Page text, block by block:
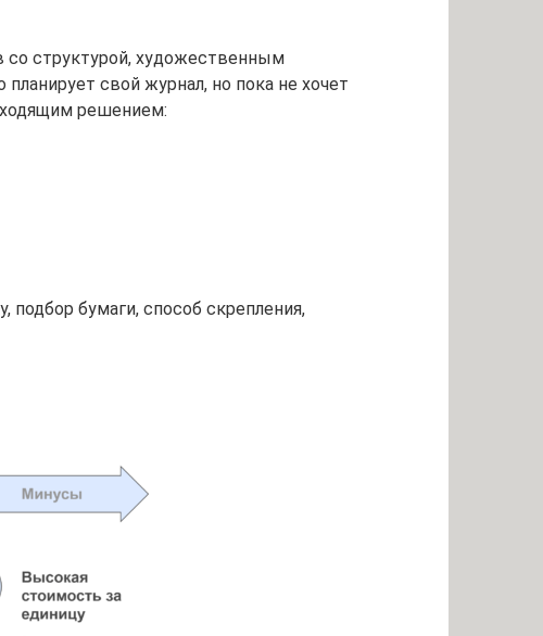
со структурой, художественным
свой журнал, но пока не хочет
решением:
бумаги, способ скрепления,